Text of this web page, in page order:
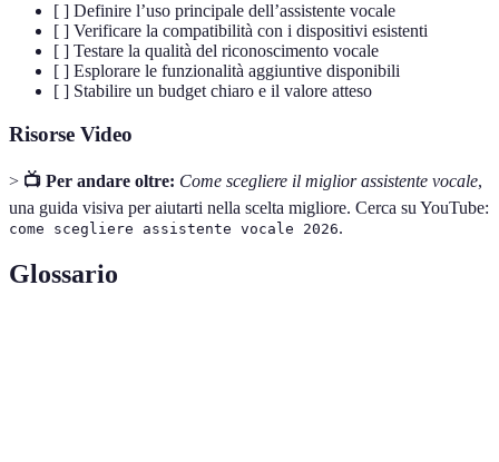
[ ] Definire l’uso principale dell’assistente vocale
[ ] Verificare la compatibilità con i dispositivi esistenti
[ ] Testare la qualità del riconoscimento vocale
[ ] Esplorare le funzionalità aggiuntive disponibili
[ ] Stabilire un budget chiaro e il valore atteso
Risorse Video
> 📺 Per andare oltre: Come scegliere il miglior assistente vocale,
una guida visiva per aiutarti nella scelta migliore. Cerca su YouTube:
come scegliere assistente vocale 2026.
Glossario